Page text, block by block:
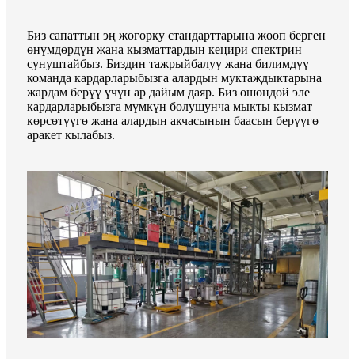
Биз сапаттын эң жогорку стандарттарына жооп берген
өнүмдөрдүн жана кызматтардын кеңири спектрин
сунуштайбыз. Биздин тажрыйбалуу жана билимдүү
команда кардарларыбызга алардын муктаждыктарына
жардам берүү үчүн ар дайым даяр. Биз ошондой эле
кардарларыбызга мүмкүн болушунча мыкты кызмат
көрсөтүүгө жана алардын акчасынын баасын берүүгө
аракет кылабыз.